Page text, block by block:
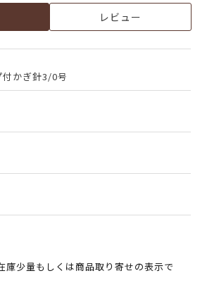
レビュー
かぎ針3/0号
少量もしくは商品取り寄せの表示で